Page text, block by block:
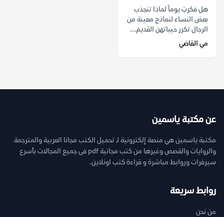
هل فكرتِ يوماً لماذا تنجذب
بعض النساء لنماذج معينة من
الرجال تكرر خيباتهن القديم...
مي القاضي
عن مكتبة ياسمين
مكتبة ياسمين هي منصة إلكترونية لـ تحميل الكتب مجانا العربية والمترجمة
والروايات والقصص وغيرها من كتب مجانية pdf فى جميع المجالات بأسرع
سيرفرات وروابط مباشرة و قراءة كتب اونلاين.
روابط سريعة
من نحن